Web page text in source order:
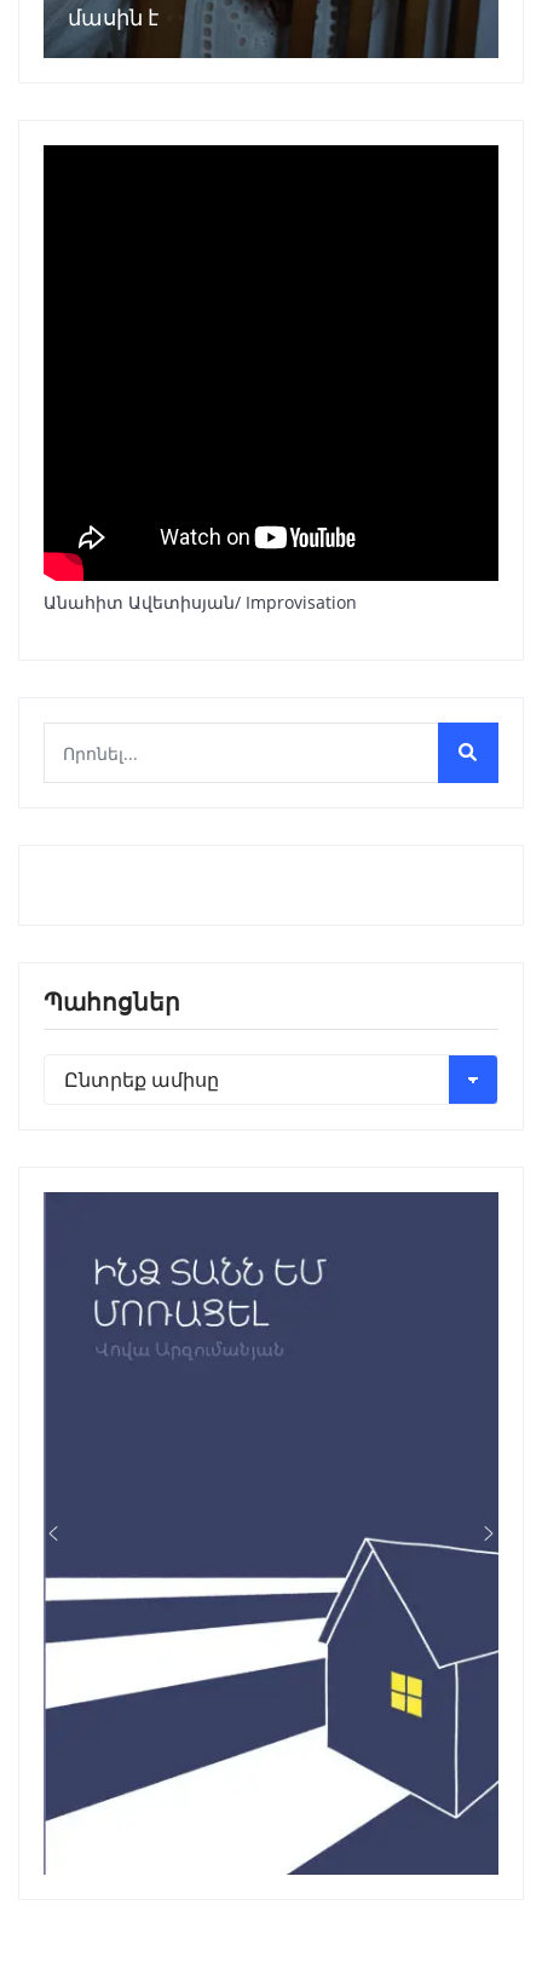
մասին է
Անահիտ Ավետիսյան/ Improvisation
Պահոցներ